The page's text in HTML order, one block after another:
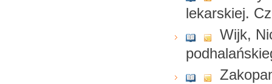
lekarskiej.
Wijk,